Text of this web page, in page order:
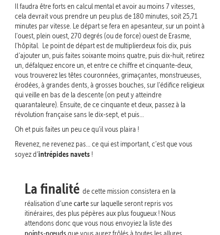
Il faudra être forts en calcul mental et avoir au moins 7 vitesses,
cela devrait vous prendre un peu plus de 180 minutes, soit 25,71
minutes par vitesse. Le départ se fera en apesanteur, sur un point à
l’ouest, plein ouest, 270 degrés (ou de force) ouest de Erasme,
l’hôpital. Le point de départ est de multiplierdeux fois dix, puis
d’ajouter un, puis faites soixante moins quatre, puis dix-huit, retirez
un, défalquez encore un, et entre ce chiffre et cinquante-deux,
vous trouverez les têtes couronnées, grimaçantes, monstrueuses,
érodées, à grandes dents, à grosses bouches, sur l’édifice religieux
qui veille en bas de la descente (on peut y atteindre
quarantaleure). Ensuite, de ce cinquante et deux, passez à la
révolution française sans le dix-sept, et puis…
Oh et puis faites un peu ce qu’il vous plaira !
Revenez, ne revenez pas… ce qui est important, c’est que vous
soyez d’intrépides navets !
La finalité de cette mission consistera en la
réalisation d’unecartesur laquelle seront repris vos
itinéraires, des plus pépères aux plus fougueux ! Nous
attendons donc que vous nous envoyiez la liste des
points-nœuds